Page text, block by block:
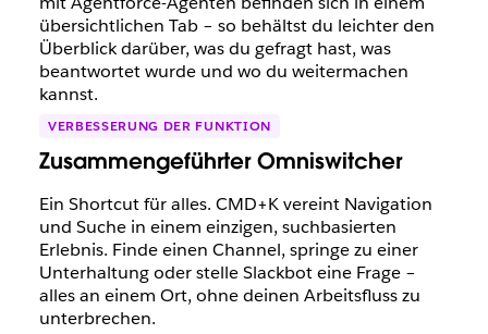
übersichtlichen Tab – so behältst du leichter den
Überblick darüber, was du gefragt hast, was
beantwortet wurde und wo du weitermachen
kannst.
VERBESSERUNG DER FUNKTION
Zusammengeführter Omniswitcher
Ein Shortcut für alles. CMD+K vereint Navigation
und Suche in einem einzigen, suchbasierten
Erlebnis. Finde einen Channel, springe zu einer
Unterhaltung oder stelle Slackbot eine Frage –
alles an einem Ort, ohne deinen Arbeitsfluss zu
unterbrechen.